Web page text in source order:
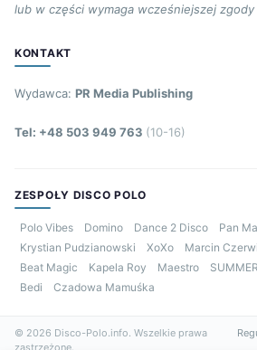
lub w części wymaga wcześniejszej zgody
KONTAKT
Wydawca: PR Media Publishing
Tel: +48 503 949 763 (10-16)
ZESPOŁY DISCO POLO
Polo Vibes Domino Dance 2 Disco Pan
Krystian Pudzianowski
XoXo Marcin
Beat Magic
Kapela Roy Maestro
Bedi
Czadowa Mamuśka
© 2026 Disco-Polo.info. Wszelkie prawa
zastrzeżone.